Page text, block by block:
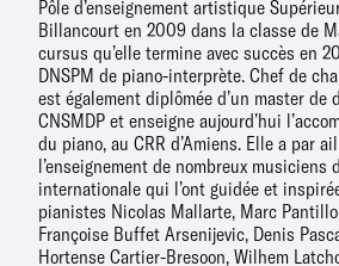
Pôle d’enseignement artistique
Billancourt en 2009 dans la classe de
cursus qu’elle termine avec succès en
DNSPM de piano-interprète. Chef de
est également diplômée d’un master
CNSMDP et enseigne aujourd’hui
du piano, au CRR d’Amiens. Elle a par
l’enseignement de nombreux musiciens
internationale qui l’ont guidée et
pianistes Nicolas Mallarte, Marc
Françoise Buffet Arsenijevic, Denis
Hortense Cartier-Bresoon, Wilhem